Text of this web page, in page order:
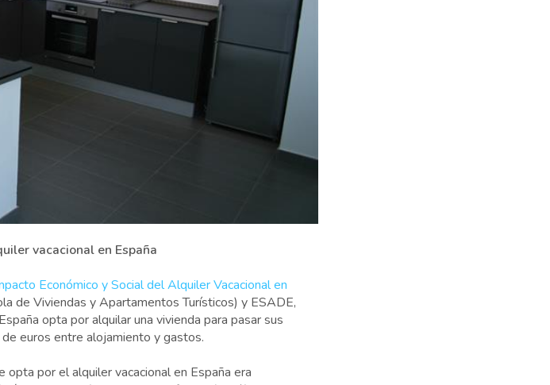
vacacional en España
Económico y Social del Alquiler Vacacional en
de Viviendas y Apartamentos Turísticos) y ESADE,
opta por alquilar una vivienda para pasar sus
euros entre alojamiento y gastos.
por el alquiler vacacional en España era